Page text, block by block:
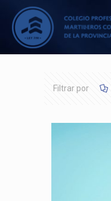
Filtrar por